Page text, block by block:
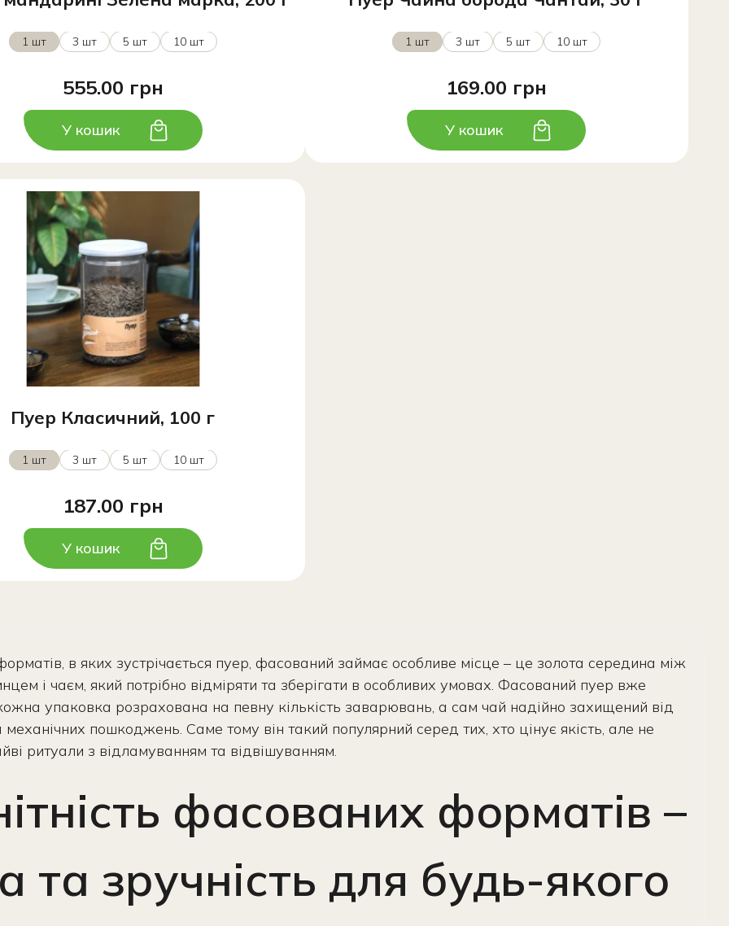
1 шт 3 шт 5 шт 10 шт
555.00 грн
У кошик
1 шт 3 шт 5 шт 10 шт
169.00 грн
У кошик
Пуер Класичний, 100 г
1 шт 3 шт 5 шт 10 шт
187.00 грн
У кошик
в яких зустрічається пуер, фасований займає особливе місце – це золота середина між
і чаєм, який потрібно відміряти та зберігати в особливих умовах. Фасований пуер вже
упаковка розрахована на певну кількість заварювань, а сам чай надійно захищений від
механічних пошкоджень. Саме тому він такий популярний серед тих, хто цінує якість, але не
ритуали з відламуванням та відвішуванням.
фасованих форматів –
та зручність для будь-якого